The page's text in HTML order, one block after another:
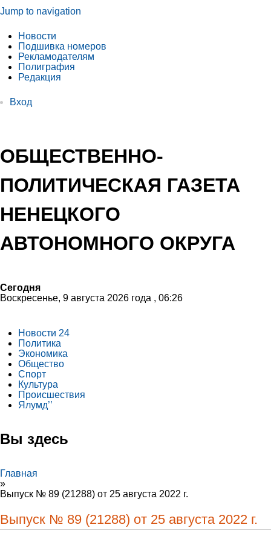
Jump to navigation
Новости
Подшивка номеров
Рекламодателям
Полиграфия
Редакция
Вход
ОБЩЕСТВЕННО-
ПОЛИТИЧЕСКАЯ ГАЗЕТА
НЕНЕЦКОГО
АВТОНОМНОГО ОКРУГА
Сегодня
Воскресенье, 9 августа 2026 года , 06:26
Новости 24
Политика
Экономика
Общество
Спорт
Культура
Происшествия
Ялумд’’
Вы здесь
Главная
»
Выпуск № 89 (21288) от 25 августа 2022 г.
Выпуск № 89 (21288) от 25 августа 2022 г.